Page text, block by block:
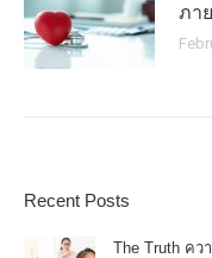
ภา
Recent Posts
The Truth คว